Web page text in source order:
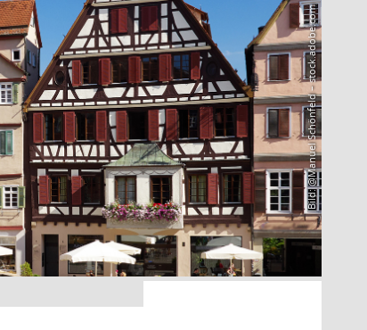
Bild: @Manuel Schönfeld – stock.adobe.com